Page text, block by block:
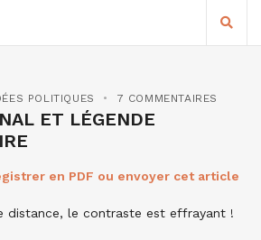
POLITIQUES 7 COMMENTAIRES
ET LÉGENDE
en PDF ou envoyer cet article
distance, le contraste est effrayant !